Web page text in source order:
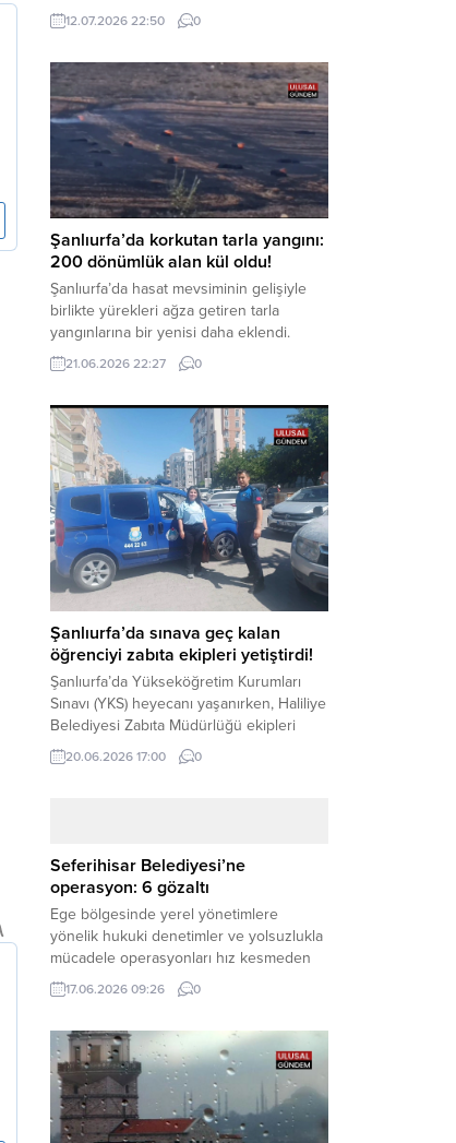
Ahbap Derneği’ne yönelik kapsamlı bir
soruşturma başlattığını ve Dernek
şüphelilerin gözaltına alındığını açıkladı.
Yürütülen tahkikatın “Dernekler
Kanunu’na muhalefet”, “suçtan
kaynaklanan mal varlığı değerlerini
aklama” ve “örgüt” suçlamaları
kapsamında derinleştirildiği bildirildi.
Haber Merkezi – Soruşturmanın
odağında, özellikle 6 Şubat...
12.07.2026 22:50 0
Şanlıurfa’da korkutan tarla yangını:
200 dönümlük alan kül oldu!
Şanlıurfa’da hasat mevsiminin gelişiyle
birlikte yürekleri ağza getiren tarla
yangınlarına bir yenisi daha eklendi.
Hilvan ilçesinde çıkan yangında, 50
dönümü biçilmemiş buğday olmak üzere
teslim olarak küle döndü. Haber Merkezi
– Yangın, Şanlıurfa’nın Hilvan ilçesine
bağlı Agilmuz köyünde meydana geldi.
Edinilen bilgilere göre, henüz
belirlenemeyen...
21.06.2026 22:27 0
Şanlıurfa’da sınava geç kalan
öğrenciyi zabıta ekipleri yetiştirdi!
Şanlıurfa’da Yükseköğretim Kurumları
Sınavı (YKS) heyecanı yaşanırken, Haliliye
Belediyesi Zabıta Müdürlüğü ekipleri
geleceğini belirleyecek sınava geç kalma
tehlikesiyle karşı karşıya kalan bir
yolunu tutan binlerce aday arasında,
sınav yerine zamanında ulaşamayan bir
öğrenci büyük bir panik yaşadı....
20.06.2026 17:00 0
Seferihisar Belediyesi’ne
operasyon: 6 gözaltı
Ege bölgesinde yerel yönetimlere
yönelik hukuki denetimler ve yolsuzlukla
mücadele operasyonları hız kesmeden
devam ediyor. İzmir’in turistik ilçelerinden
Seferihisar Belediyesi, sabah saatlerinde
operasyonuyla sarsıldı. Haber Merkezi –
İzmir Cumhuriyet Başsavcılığı
koordinesinde yürütülen geniş kapsamlı
yolsuzluk ve mali suçlar soruşturması
kapsamında düğmeye basıldı. Edinilen ilk
17.06.2026 09:26 0